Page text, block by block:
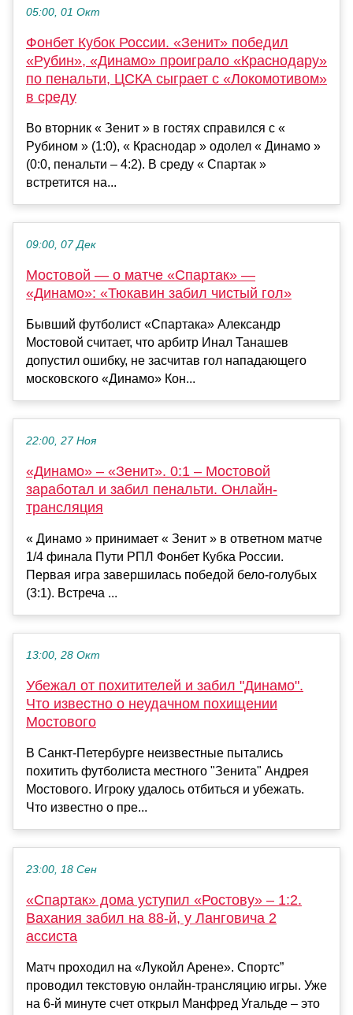
05:00, 01 Окт
Фонбет Кубок России. «Зенит» победил
«Рубин», «Динамо» проиграло «Краснодару»
по пенальти, ЦСКА сыграет с «Локомотивом»
в среду
Во вторник « Зенит » в гостях справился с «
Рубином » (1:0), « Краснодар » одолел « Динамо »
(0:0, пенальти – 4:2). В среду « Спартак »
встретится на...
09:00, 07 Дек
Мостовой — о матче «Спартак» —
«Динамо»: «Тюкавин забил чистый гол»
Бывший футболист «Спартака» Александр
Мостовой считает, что арбитр Инал Танашев
допустил ошибку, не засчитав гол нападающего
московского «Динамо» Кон...
22:00, 27 Ноя
«Динамо» – «Зенит». 0:1 – Мостовой
заработал и забил пенальти. Онлайн-
трансляция
« Динамо » принимает « Зенит » в ответном матче
1/4 финала Пути РПЛ Фонбет Кубка России.
Первая игра завершилась победой бело-голубых
(3:1). Встреча ...
13:00, 28 Окт
Убежал от похитителей и забил "Динамо".
Что известно о неудачном похищении
Мостового
В Санкт-Петербурге неизвестные пытались
похитить футболиста местного "Зенита" Андрея
Мостового. Игроку удалось отбиться и убежать.
Что известно о пре...
23:00, 18 Сен
«Спартак» дома уступил «Ростову» – 1:2.
Вахания забил на 88-й, у Ланговича 2
ассиста
Матч проходил на «Лукойл Арене». Спортс”
проводил текстовую онлайн-трансляцию игры. Уже
на 6-й минуте счет открыл Манфред Угальде – это